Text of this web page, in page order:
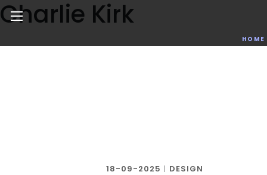
Skip
to
content
Noticias de negocios, innovación, tecnología y HOME
Charlie Kirk
18-09-2025 | DESIGN